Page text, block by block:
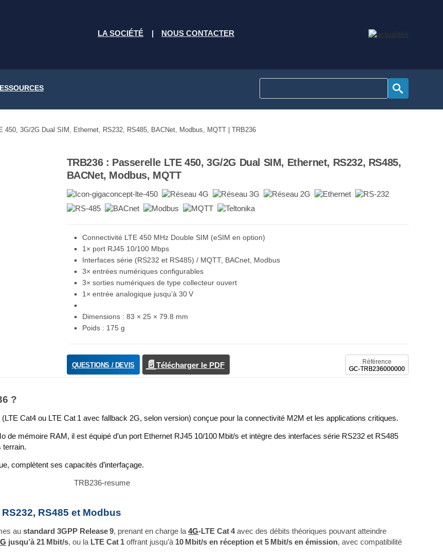
LA SOCIÉTÉ NOUS CONTACTER
450, 3G/2G Dual SIM, Ethernet, RS232, RS485, BACNet, Modbus, MQTT | TRB236
TRB236 : Passerelle LTE 450, 3G/2G Dual SIM, Ethernet, RS232, RS485,
BACNet, Modbus, MQTT
Connectivité LTE 450 MHz Double SIM (eSIM en option)
1× port RJ45 10/100 Mbps
Interfaces série (RS232 et RS485) / MQTT, BACnet, Modbus
3× entrées numériques configurables
3× sorties numériques de type collecteur ouvert
1× entrée analogique jusqu’à 30 V
Dimensions : 83 × 25 × 79.8 mm
Poids : 175 g
Référence
GC-TRB236000000
QUESTIONS / DEVIS Télécharger le PDF
?
Cat4 ou LTE Cat 1 avec fallback 2G, selon version) conçue pour la connectivité M2M et les applications critiques.
mémoire RAM, il est équipé d’un port Ethernet RJ45 10/100 Mbit/s et intègre des interfaces série RS232 et RS485
terrain.
complètent ses capacités d’interfaçage.
RS485 et Modbus
austandard 3GPP Release 9, prenant en charge la4G-LTE Cat 4avec des débits théoriques pouvant atteindre
jusqu’à 21 Mbit/s, ou la LTE Cat 1 offrant jusqu’à 10 Mbit/s en réception et 5 Mbit/s en émission, avec compatibilité